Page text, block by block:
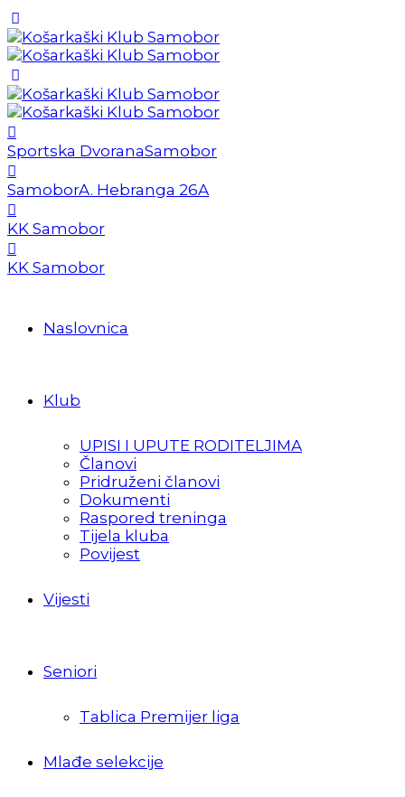
Sportska DvoranaSamobor
SamoborA. Hebranga 26A
KK Samobor
KK Samobor
Naslovnica
Klub
UPISI I UPUTE RODITELJIMA
Članovi
Pridruženi članovi
Dokumenti
Raspored treninga
Tijela kluba
Povijest
Vijesti
Seniori
Tablica Premijer liga
Mlađe selekcije